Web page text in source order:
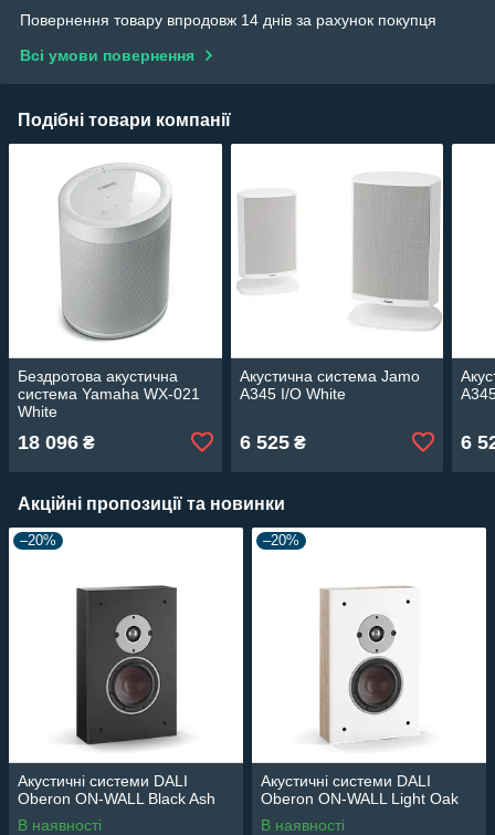
Повернення товару впродовж 14 днів за рахунок покупця
Всі умови повернення
Подібні товари компанії
Бездротова акустична
система Yamaha WX-021
White
18 096 ₴
Акустична система Jamo
A345 I/O White
6 525₴ 6
Акційні пропозиції та новинки
–20%
Акустичні системи DALI
Oberon ON-WALL Black Ash
В наявності
–20%
Акустичні системи DALI
Oberon ON-WALL Light Oak
В наявності